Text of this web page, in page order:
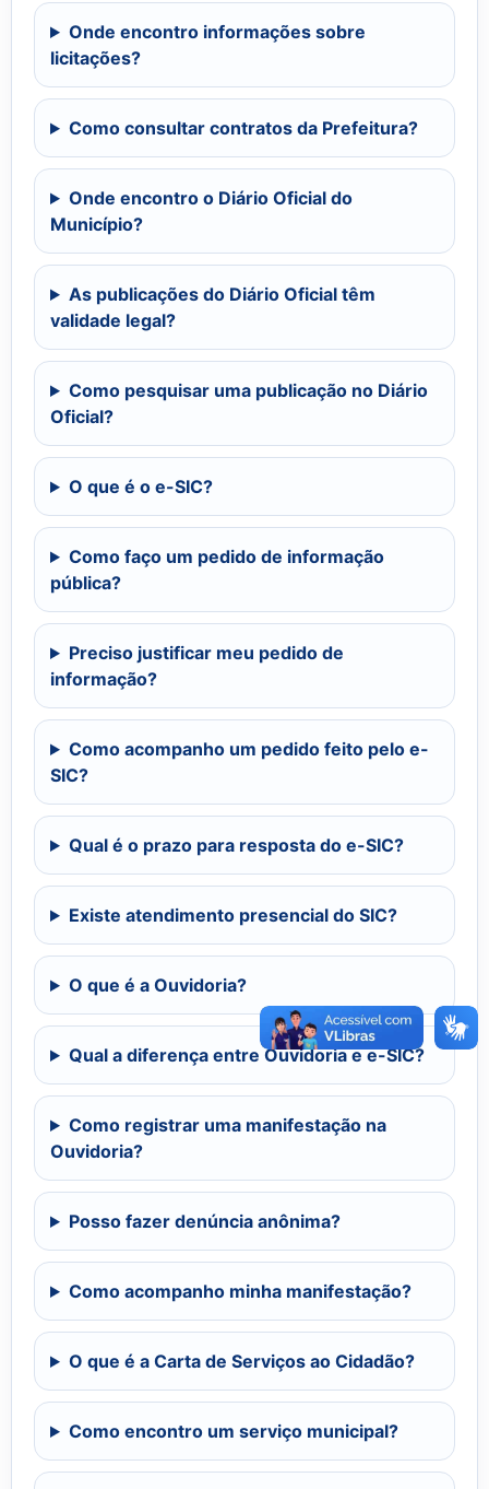
Onde encontro informações sobre
licitações?
Como consultar contratos da Prefeitura?
Onde encontro o Diário Oficial do
Município?
As publicações do Diário Oficial têm
validade legal?
Como pesquisar uma publicação no Diário
Oficial?
O que é o e-SIC?
Como faço um pedido de informação
pública?
Preciso justificar meu pedido de
informação?
Como acompanho um pedido feito pelo e-
SIC?
Qual é o prazo para resposta do e-SIC?
Existe atendimento presencial do SIC?
O que é a Ouvidoria?
Qual a diferença entre Ouvidoria e e-SIC?
Como registrar uma manifestação na
Ouvidoria?
Posso fazer denúncia anônima?
Como acompanho minha manifestação?
O que é a Carta de Serviços ao Cidadão?
Como encontro um serviço municipal?